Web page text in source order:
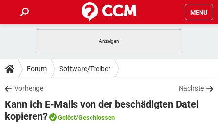
MENU
ANDROID IOS
WINDOWS 10
WHATSAPP TIKTOK
FACEBOOK
TIPPS & TRICKS
SPIELE
WINDOWS 10
DOWNLOADS
SPIELE STREAMING
ANDROID
FORUM
Forum Software/Treiber
Vorherige Nächste
Kann ich E-Mails von der beschädigten Datei
kopieren?
Gelöst/Geschlossen